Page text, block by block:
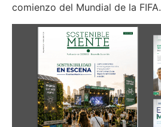
comienzo del Mundial de la FIFA.